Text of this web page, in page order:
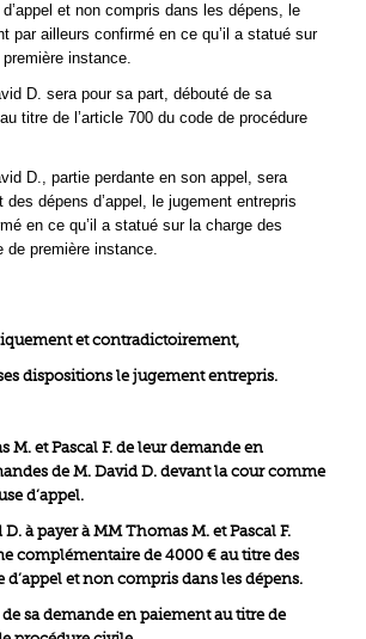
et non compris dans les dépens, le
par ailleurs confirmé en ce qu’il a statué sur
instance.
D. sera pour sa part, débouté de sa
titre de l’article 700 du code de procédure
D., partie perdante en son appel, sera
dépens d’appel, le jugement entrepris
en ce qu’il a statué sur la charge des
de première instance.
et contradictoirement,
dispositions le jugement entrepris.
M. et Pascal F. de leur demande en
de M. David D. devant la cour comme
d’appel.
à payer à MM Thomas M. et Pascal F.
complémentaire de 4000 € au titre des
d’appel et non compris dans les dépens.
sa demande en paiement au titre de